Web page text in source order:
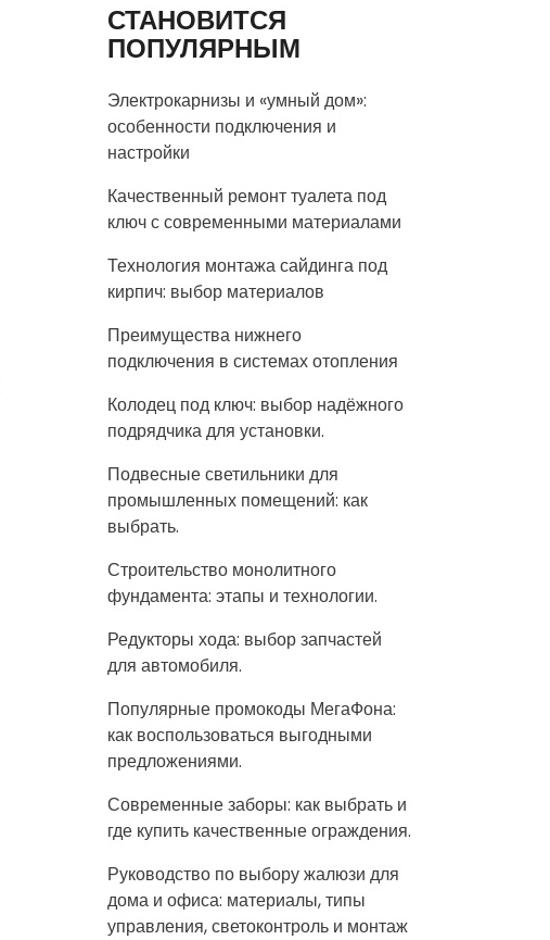
СТАНОВИТСЯ
ПОПУЛЯРНЫМ
Электрокарнизы и «умный дом»:
особенности подключения и
настройки
Качественный ремонт туалета под
ключ с современными материалами
Технология монтажа сайдинга под
кирпич: выбор материалов
Преимущества нижнего
подключения в системах отопления
Колодец под ключ: выбор надёжного
подрядчика для установки.
Подвесные светильники для
промышленных помещений: как
выбрать.
Строительство монолитного
фундамента: этапы и технологии.
Редукторы хода: выбор запчастей
для автомобиля.
Популярные промокоды МегаФона:
как воспользоваться выгодными
предложениями.
Современные заборы: как выбрать и
где купить качественные ограждения.
Руководство по выбору жалюзи для
дома и офиса: материалы, типы
управления, светоконтроль и монтаж